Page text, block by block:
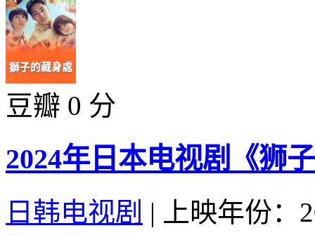
豆瓣 0 分
2024年日本电视剧《狮
日韩电视剧 |
上映年份：